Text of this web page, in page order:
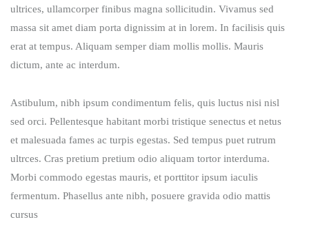
ultrices, ullamcorper finibus magna sollicitudin. Vivamus sed
massa sit amet diam porta dignissim at in lorem. In facilisis quis
erat at tempus. Aliquam semper diam mollis mollis. Mauris
dictum, ante ac interdum.
Astibulum, nibh ipsum condimentum felis, quis luctus nisi nisl
sed orci. Pellentesque habitant morbi tristique senectus et netus
et malesuada fames ac turpis egestas. Sed tempus puet rutrum
ultrces. Cras pretium pretium odio aliquam tortor interduma.
Morbi commodo egestas mauris, et porttitor ipsum iaculis
fermentum. Phasellus ante nibh, posuere gravida odio mattis
cursus